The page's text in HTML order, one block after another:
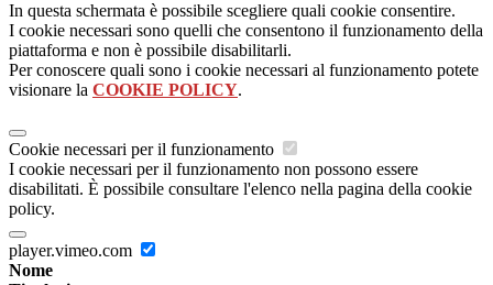
In questa schermata è possibile scegliere quali cookie consentire.
I cookie necessari sono quelli che consentono il funzionamento della
piattaforma e non è possibile disabilitarli.
Per conoscere quali sono i cookie necessari al funzionamento potete
visionare la COOKIE POLICY.
Cookie necessari per il funzionamento
I cookie necessari per il funzionamento non possono essere
disabilitati. È possibile consultare l'elenco nella pagina della cookie
policy.
player.vimeo.com
Nome